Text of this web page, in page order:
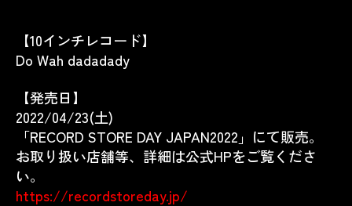
【10インチレコード】
Do Wah dadadady
【発売日】
2022/04/23(土)
「RECORD STORE DAY JAPAN2022 」にて販売。
お取り扱い店舗等、詳細は公式HPをご覧くださ
い。
https://recordstoreday.jp/